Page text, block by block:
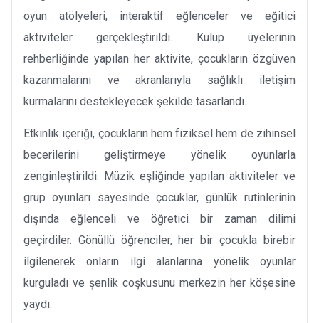
oyun atölyeleri, interaktif eğlenceler ve eğitici
aktiviteler gerçekleştirildi. Kulüp üyelerinin
rehberliğinde yapılan her aktivite, çocukların özgüven
kazanmalarını ve akranlarıyla sağlıklı iletişim
kurmalarını destekleyecek şekilde tasarlandı.
Etkinlik içeriği, çocukların hem fiziksel hem de zihinsel
becerilerini geliştirmeye yönelik oyunlarla
zenginleştirildi. Müzik eşliğinde yapılan aktiviteler ve
grup oyunları sayesinde çocuklar, günlük rutinlerinin
dışında eğlenceli ve öğretici bir zaman dilimi
geçirdiler. Gönüllü öğrenciler, her bir çocukla birebir
ilgilenerek onların ilgi alanlarına yönelik oyunlar
kurguladı ve şenlik coşkusunu merkezin her köşesine
yaydı.